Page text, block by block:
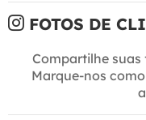
FOTOS DE
Compartilhe
Marque-nos